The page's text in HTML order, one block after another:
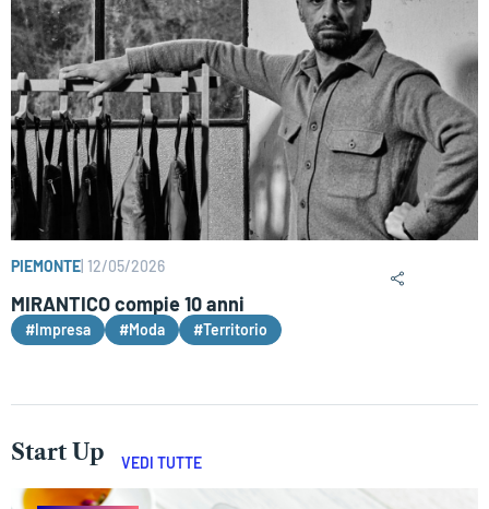
PIEMONTE 12/05/2026
MIRANTICO compie 10 anni
#Impresa #Moda #Territorio
Start Up VEDI TUTTE